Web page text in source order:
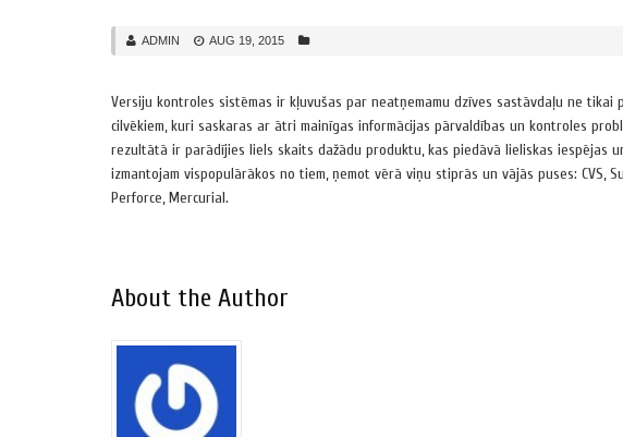
ADMIN AUG 19, 2015
Versiju kontroles sistēmas ir kļuvušas par neatņemamu dzīves sastāvdaļu ne tikai
cilvēkiem, kuri saskaras ar ātri mainīgas informācijas pārvaldības un kontroles
rezultātā ir parādījies liels skaits dažādu produktu, kas piedāvā lieliskas iespējas
izmantojam vispopulārākos no tiem, ņemot vērā viņu stiprās un vājās puses: CVS,
Perforce, Mercurial.
About the Author